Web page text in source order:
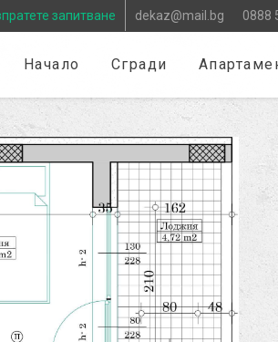
запитване dekaz@mail.bg 0888
Начало Сгради